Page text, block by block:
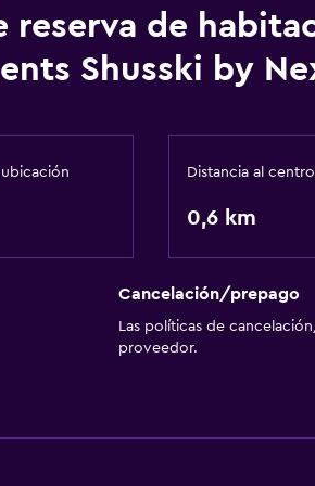
Accesibilidad y
Mascotas permitidas
Accesibilidad
Estacionamiento
Para no fumadores
Plantas superiores
reserva de
Shusski by
Distancia al centro
0,6 km
Cancelación/prepago
Las políticas de
proveedor.